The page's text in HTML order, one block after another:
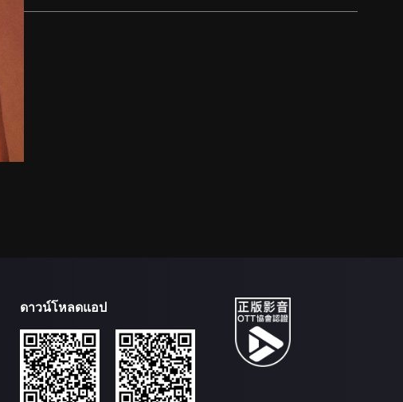
ดาวน์โหลดแอป